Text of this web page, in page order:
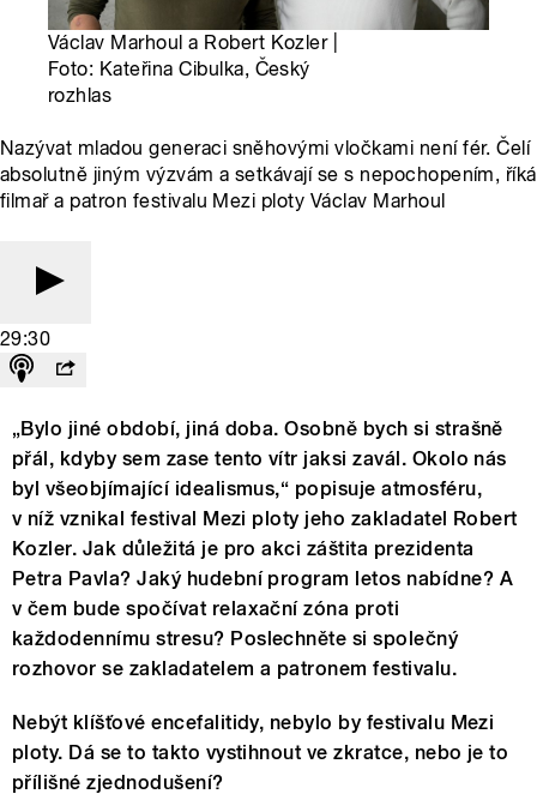
Václav Marhoul a Robert Kozler |
Foto: Kateřina Cibulka, Český
rozhlas
Nazývat mladou generaci sněhovými vločkami není fér. Čelí
absolutně jiným výzvám a setkávají se s nepochopením, říká
filmař a patron festivalu Mezi ploty Václav Marhoul
29:30
„Bylo jiné období, jiná doba. Osobně bych si strašně
přál, kdyby sem zase tento vítr jaksi zavál. Okolo nás
byl všeobjímající idealismus,“ popisuje atmosféru,
v níž vznikal festival Mezi ploty jeho zakladatel Robert
Kozler. Jak důležitá je pro akci záštita prezidenta
Petra Pavla? Jaký hudební program letos nabídne? A
v čem bude spočívat relaxační zóna proti
každodennímu stresu? Poslechněte si společný
rozhovor se zakladatelem a patronem festivalu.
Nebýt klíšťové encefalitidy, nebylo by festivalu Mezi
ploty. Dá se to takto vystihnout ve zkratce, nebo je to
přílišné zjednodušení?